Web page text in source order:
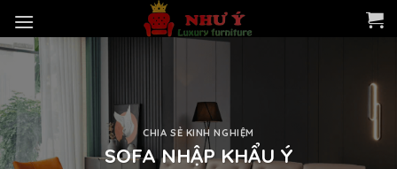
content
CHIA SẺ KINH NGHIỆM
SOFA NHẬP KHẨU Ý